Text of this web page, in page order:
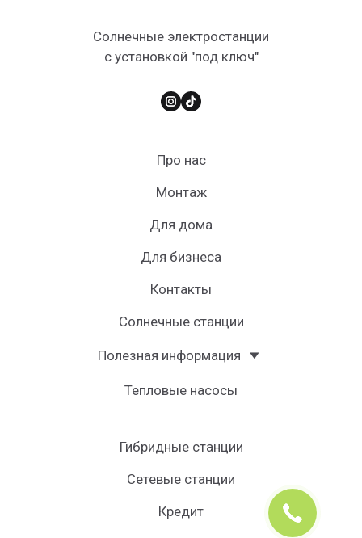
Солнечные электростанции
с установкой "под ключ"
Про нас
Монтаж
Для дома
Для бизнеса
Контакты
Солнечные станции
Полезная информация
Тепловые насосы
Гибридные станции
Сетевые станции
Кредит